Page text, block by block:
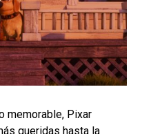
memorable, Pixar
queridas hasta la